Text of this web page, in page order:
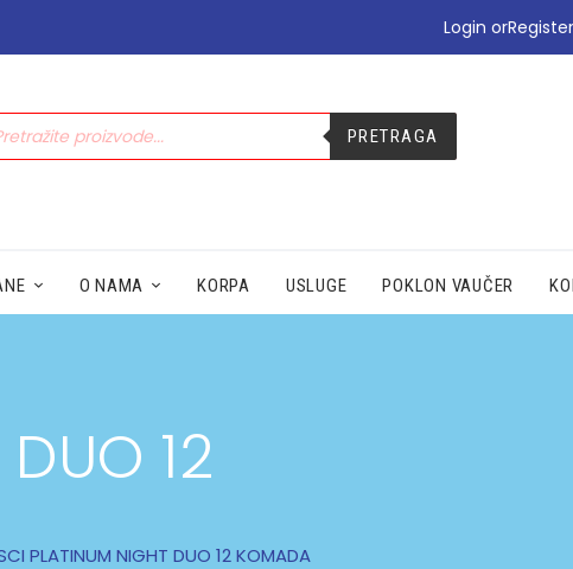
Login orRegister
PRETRAGA
O NAMA KORPA USLUGE POKLON VAUČER
12
PLATINUM NIGHT DUO 12 KOMADA
•NEGA | LEPOTA
•SEZONSKI PROIZVODI